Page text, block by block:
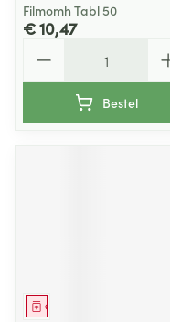
Filmomh Tabl 50
€ 10,47
Bestel
Geneesmiddel